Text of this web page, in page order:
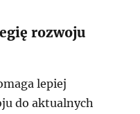
rozwoju
lepiej
do aktualnych